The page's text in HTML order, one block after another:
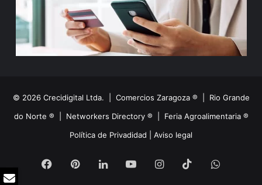
© 2026 Crecidigital Ltda. | Comercios Zaragoza ®
Rio Grande
do Norte ®
Networkers Directory ®
Feria Agroalimentaria ®
Política de Privadidad
Aviso legal
Facebook
PinterestLinkedInYouTubeInstagram
TikTok